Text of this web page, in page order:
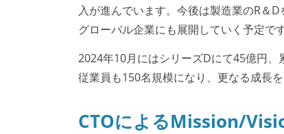
入が進んでいます。今後は製造業のR＆
グローバル企業にも展開していく予定です
2024年10月にはシリーズDにて45億円、
従業員も150名規模になり、更なる成長
CTOによるMission/